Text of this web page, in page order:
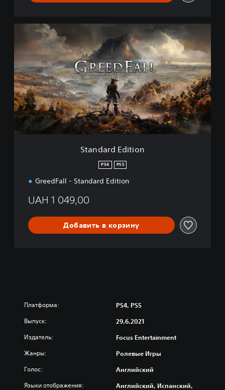
d
a
r
d
E
d
t
Standard Edition
PS4 PS5
GreedFall - Standard Edition
UAH 1 049,00
Добавить в корзину
Платформа: PS4, PS5
Выпуск: 29.6.2021
Издатель: Focus Entertainment
Жанры: Ролевые Игры
Голос: Английский
Языки отображения:
Английский, Испанский,